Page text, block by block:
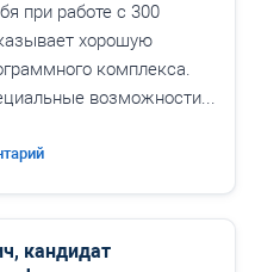
при работе с 300
хорошую
комплекса.
возможности...
кандидат